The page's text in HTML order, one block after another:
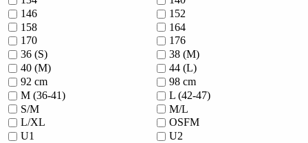
146
152
158
164
170
176
36 (S)
38 (M)
40 (M)
44 (L)
92 cm
98 cm
M (36-41)
L (42-47)
S/M
M/L
L/XL
OSFM
U1
U2